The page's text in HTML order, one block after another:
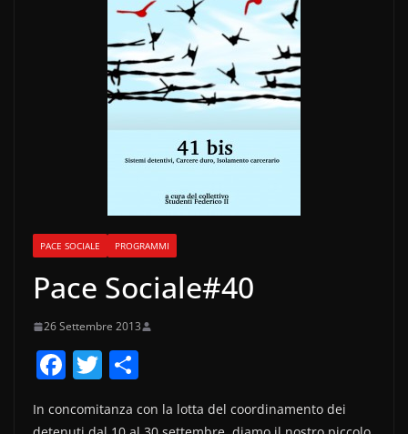
PACE SOCIALE PROGRAMMI
Pace Sociale#40
26 Settembre 2013
F
c
T
itt n
In concomitanza con la lotta del coordinamento dei